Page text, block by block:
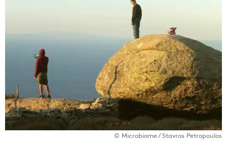
© Microbiome / Stavros Petropoulos